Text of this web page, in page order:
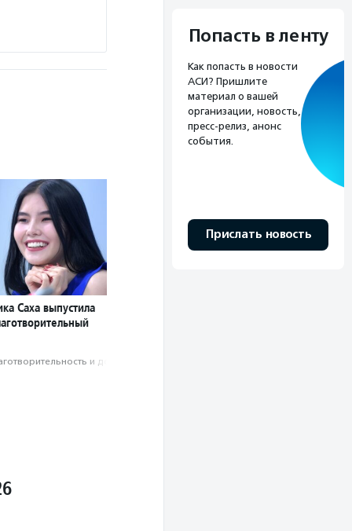
Саха выпустила
и доброволь­чест­во
Попасть в ленту
Как попасть в новости
АСИ? Пришлите
материал о вашей
организации, новость,
пресс-релиз, анонс
события.
Прислать новость